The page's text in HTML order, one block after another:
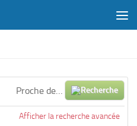
Proche
Afficher la recherche avancée